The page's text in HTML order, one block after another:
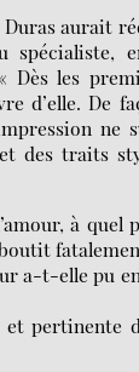
aurait
spécialiste,
les
d’elle. De
des traits
à quel
a-t-elle pu